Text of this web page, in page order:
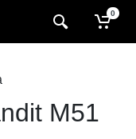
0
M51